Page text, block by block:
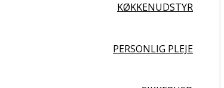
KØKKENUDSTYR
PERSONLIG PLEJE